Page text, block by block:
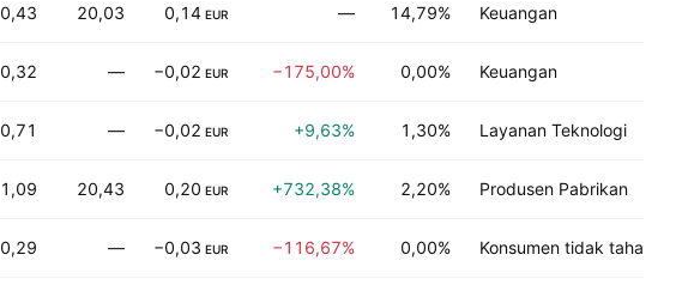
0,43 20,03 0,14 EUR — 14,79% Keuangan
0,32 — −0,02 EUR −175,00% 0,00% Keuangan
0,71 — −0,02 EUR +9,63% 1,30% Layanan Teknologi
1,09 20,43 0,20 EUR +732,38% 2,20% Produsen Pabrikan
0,29 — −0,03 EUR −116,67% 0,00% Konsumen tidak tahan